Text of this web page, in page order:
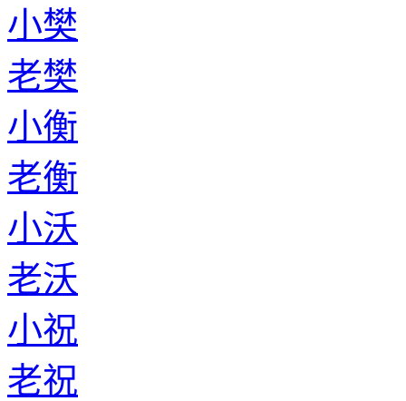
小樊
老樊
小衡
老衡
小沃
老沃
小祝
老祝